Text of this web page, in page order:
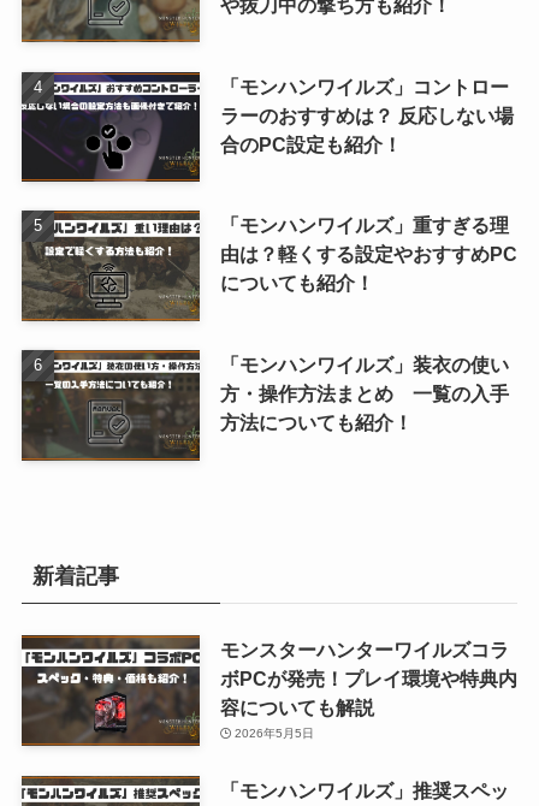
や抜刀中の撃ち方も紹介！
「モンハンワイルズ」コントロー
ラーのおすすめは？ 反応しない場
合のPC設定も紹介！
「モンハンワイルズ」重すぎる理
由は？軽くする設定やおすすめPC
についても紹介！
「モンハンワイルズ」装衣の使い
方・操作方法まとめ 一覧の入手
方法についても紹介！
新着記事
モンスターハンターワイルズコラ
ボPCが発売！プレイ環境や特典内
容についても解説
2026年5月5日
「モンハンワイルズ」推奨スペッ